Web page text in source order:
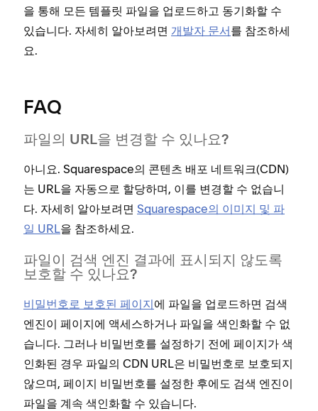
을 통해 모든 템플릿 파일을 업로드하고 동기화할 수
있습니다. 자세히 알아보려면 개발자 문서를 참조하세
요.
FAQ
파일의 URL을 변경할 수 있나요?
아니요. Squarespace의 콘텐츠 배포 네트워크(CDN)
는 URL을 자동으로 할당하며, 이를 변경할 수 없습니
다. 자세히 알아보려면 Squarespace의 이미지 및 파
일 URL을 참조하세요.
파일이 검색 엔진 결과에 표시되지 않도록
보호할 수 있나요?
비밀번호로 보호된 페이지에 파일을 업로드하면 검색
엔진이 페이지에 액세스하거나 파일을 색인화할 수 없
습니다. 그러나 비밀번호를 설정하기 전에 페이지가 색
인화된 경우 파일의 CDN URL은 비밀번호로 보호되지
않으며, 페이지 비밀번호를 설정한 후에도 검색 엔진이
파일을 계속 색인화할 수 있습니다.